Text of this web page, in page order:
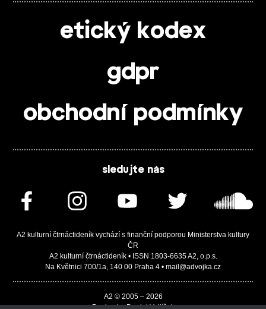
etický kodex
gdpr
obchodní podmínky
sledujte nás
A2 kulturní čtrnáctideník vychází s finanční podporou Ministerstva kultury
ČR
A2 kulturní čtrnáctideník • ISSN 1803-6635 A2, o.p.s.
Na Květnici 700/1a, 140 00 Praha 4 • mail@advojka.cz
A2 © 2005 – 2026
Design by Daniel Vojtíšek